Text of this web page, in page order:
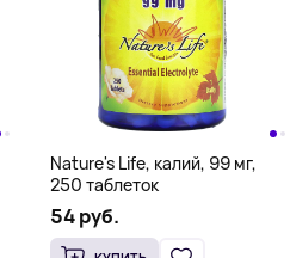
Nature's Life, калий, 99 мг,
250 таблеток
54 руб.